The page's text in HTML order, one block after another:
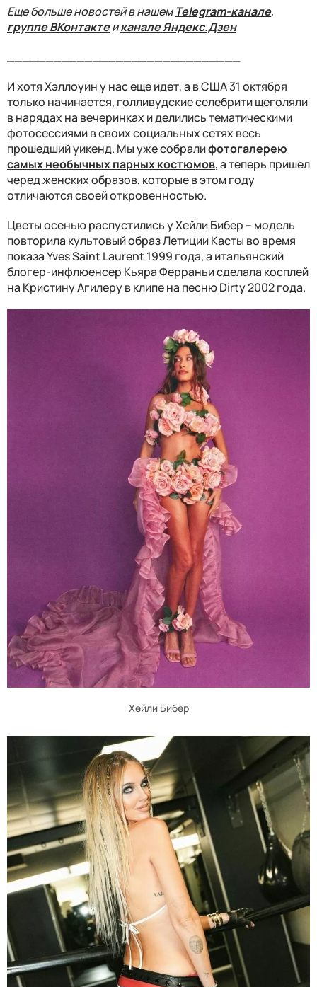
Еще больше новостей в нашемTelegram-канале,
группе ВКонтактеиканале Яндекс.Дзен
И хотя Хэллоуин у нас еще идет, а в США 31 октября
только начинается, голливудские селебрити щеголяли
в нарядах на вечеринках и делились тематическими
фотосессиями в своих социальных сетях весь
прошедший уикенд. Мы уже собралифотогалерею
самых необычных парных костюмов, а теперь пришел
черед женских образов, которые в этом году
отличаются своей откровенностью.
Цветы осенью распустились у Хейли Бибер – модель
повторила культовый образ Летиции Касты во время
показа Yves Saint Laurent 1999 года, а итальянский
блогер-инфлюенсер Кьяра Ферраньи сделала косплей
на Кристину Агилеру в клипе на песню Dirty 2002 года.
Хейли Бибер